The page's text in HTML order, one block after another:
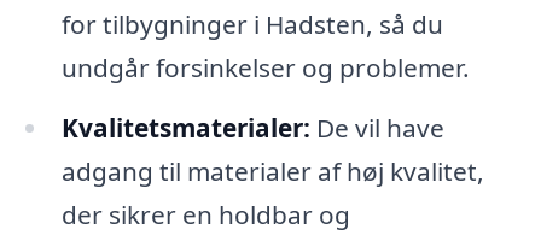
for tilbygninger i Hadsten, så du
undgår forsinkelser og problemer.
Kvalitetsmaterialer: De vil have
adgang til materialer af høj kvalitet,
der sikrer en holdbar og